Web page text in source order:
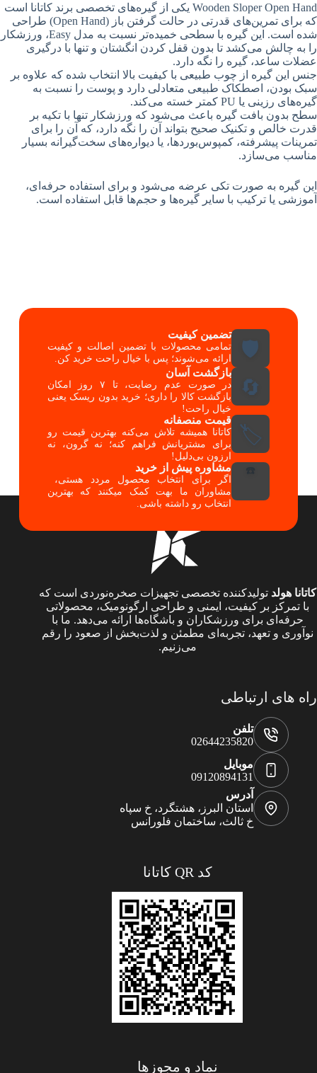
Wooden Sloper Open Hand یکی از گیره‌های تخصصی برند کاتانا است
که برای تمرین‌های قدرتی در حالت گرفتن باز (Open Hand) طراحی
شده است. این گیره با سطحی خمیده‌تر نسبت به مدل Easy، ورزشکار
را به چالش می‌کشد تا بدون قفل کردن انگشتان و تنها با درگیری
عضلات ساعد، گیره را نگه دارد.
جنس این گیره از چوب طبیعی با کیفیت بالا انتخاب شده که علاوه بر
سبک بودن، اصطکاک طبیعی متعادلی دارد و پوست را نسبت به
گیره‌های رزینی یا PU کمتر خسته می‌کند.
سطح بدون بافت گیره باعث می‌شود که ورزشکار تنها با تکیه بر
قدرت خالص و تکنیک صحیح بتواند آن را نگه دارد، که آن را برای
تمرینات پیشرفته، کمپوس‌بوردها، یا دیواره‌های سخت‌گیرانه بسیار
مناسب می‌سازد.
این گیره به صورت تکی عرضه می‌شود و برای استفاده حرفه‌ای،
آموزشی یا ترکیب با سایر گیره‌ها و حجم‌ها قابل استفاده است.
🛡️
تضمین کیفیت
تمامی محصولات با تضمین اصالت و کیفیت
ارائه می‌شوند؛ پس با خیال راحت خرید کن.
🔄
بازگشت آسان
در صورت عدم رضایت، تا ۷ روز امکان
بازگشت کالا را داری؛ خرید بدون ریسک یعنی
خیال راحت!
🏷️
قیمت منصفانه
کاتانا همیشه تلاش می‌کنه بهترین قیمت رو
برای مشتریانش فراهم کنه؛ نه گرون، نه
ارزون بی‌دلیل!
☎️ مشاوره پیش از خرید
اگر برای انتخاب محصول مردد هستی،
مشاوران ما بهت کمک میکنند که بهترین
انتخاب رو داشته باشی.
کاتانا هولد تولیدکننده تخصصی تجهیزات صخره‌نوردی است که
با تمرکز بر کیفیت، ایمنی و طراحی ارگونومیک، محصولاتی
حرفه‌ای برای ورزشکاران و باشگاه‌ها ارائه می‌دهد. ما با
نوآوری و تعهد، تجربه‌ای مطمئن و لذت‌بخش از صعود را رقم
می‌زنیم.
راه های ارتباطی
تلفن
02644235820
موبایل
09120894131
آدرس
استان البرز، هشتگرد، خ سپاه
خ ثالث، ساختمان فلورانس
کد QR کاتانا
نماد و مجوزها